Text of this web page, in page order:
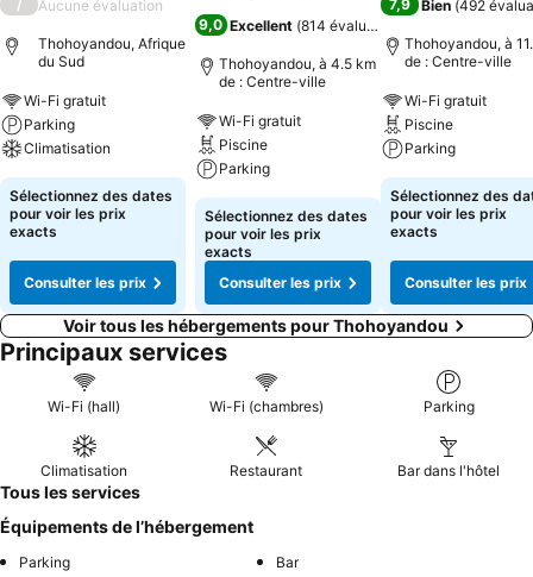
/ Aucune évaluation
Thohoyandou, Afrique
du Sud
Wi-Fi gratuit
Parking
Climatisation
Sélectionnez des dates
pour voir les prix
exacts
Consulter les prix
9,0 Excellent (814 évaluations
Thohoyandou, à 4.5 km
de : Centre-ville
Wi-Fi gratuit
Piscine
Parking
Sélectionnez des dates
pour voir les prix
exacts
Consulter les prix
7,9 Bien (492
Thohoyandou, à
de : Centre-ville
Wi-Fi gratuit
Piscine
Parking
Sélectionnez des
pour voir les prix
exacts
Consulter les prix
Voir tous les hébergements pour Thohoyandou
Principaux services
Wi-Fi (hall) Wi-Fi (chambres) Parking
Climatisation Restaurant Bar dans l'hôtel
Tous les services
Équipements de l’hébergement
Parking
Bar